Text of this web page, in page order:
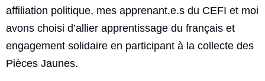
affiliation politique, mes apprenant.e.s du CEFI et moi
avons choisi d’allier apprentissage du français et
engagement solidaire en participant à la collecte des
Pièces Jaunes.